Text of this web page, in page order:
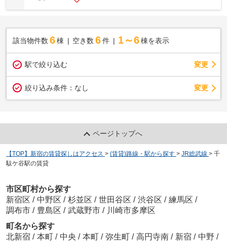
該当物件数 6棟 空き数 6 件 1～6 棟を表示
駅で絞り込む 変更
絞り込み条件： なし 変更
ページトップへ
【TOP】新宿の賃貸探しはアクセス > (賃貸)路線・駅から探す > JR総武線 > 千
駄ケ谷駅の賃貸
市区町村から探す
新宿区 / 中野区 / 杉並区 / 世田谷区 / 渋谷区 / 練馬区 /
調布市 / 豊島区 / 武蔵野市 / 川崎市多摩区
町名から探す
北新宿 / 本町 / 中央 / 本町 / 弥生町 / 高円寺南 / 新宿 / 中野 /